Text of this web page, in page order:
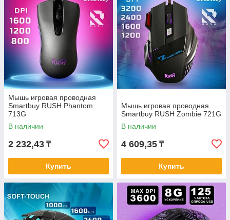
Мышь игровая проводная
Smartbuy RUSH Phantom
713G
В наличии
2 232,43 ₸
Купить
Мышь игровая проводная
Smartbuy RUSH Zombie 721G
В наличии
4 609,35 ₸
Купить